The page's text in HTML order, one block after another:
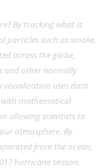
By tracking what is
particles such as smoke,
across the globe,
and other normally
visualization uses data
with mathematical
allowing scientists to
atmosphere. By
from the ocean,
hurricane season.